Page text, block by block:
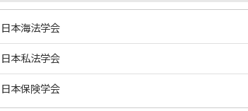
日本海法学会
日本私法学会
日本保険学会